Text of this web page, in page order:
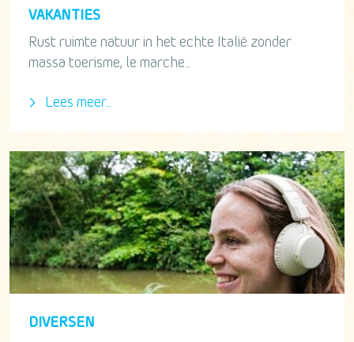
VAKANTIES
Rust ruimte natuur in het echte Italië zonder
massa toerisme, le marche...
Lees meer...
DIVERSEN